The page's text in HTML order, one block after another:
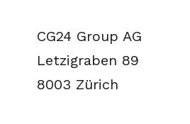
CG24 Group AG
Letzigraben 89
8003 Zürich